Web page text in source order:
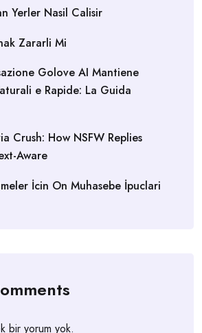
Yerler Nasil Calisir
Zararli Mi
Golove AI Mantiene
e Rapide: La Guida
Crush: How NSFW Replies
Aware
İcin On Muhasebe İpuclari
bir yorum yok.